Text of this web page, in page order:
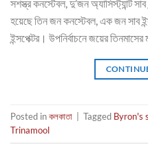
সশস্ত্র কনস্টেবল, দু’জন অ্যাসিস্ট্যান্ট
হয়েছে তিন জন কনস্টেবল, এক জন সাব
ইন্সপেক্টর। উপনির্বাচনে জয়ের
Posted inকলকাতা Tagged Byron's
Trinamool